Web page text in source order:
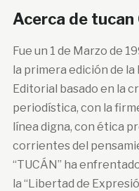
Acerca de tucan
Fue un 1 de Marzo de
la primera edición de
Editorial basado en la
periodística, con la
línea digna, con ética
corrientes del
“TUCÁN” ha
la “Libertad de